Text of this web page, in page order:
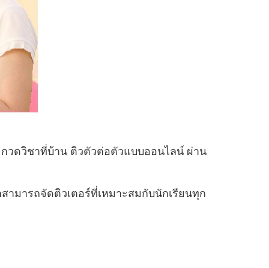
วดวิชาที่บ้าน ติวตัวต่อตัวแบบออนไลน์ ผ่าน
ามารถจัดติวเตอร์ที่เหมาะสมกับนักเรียนทุก